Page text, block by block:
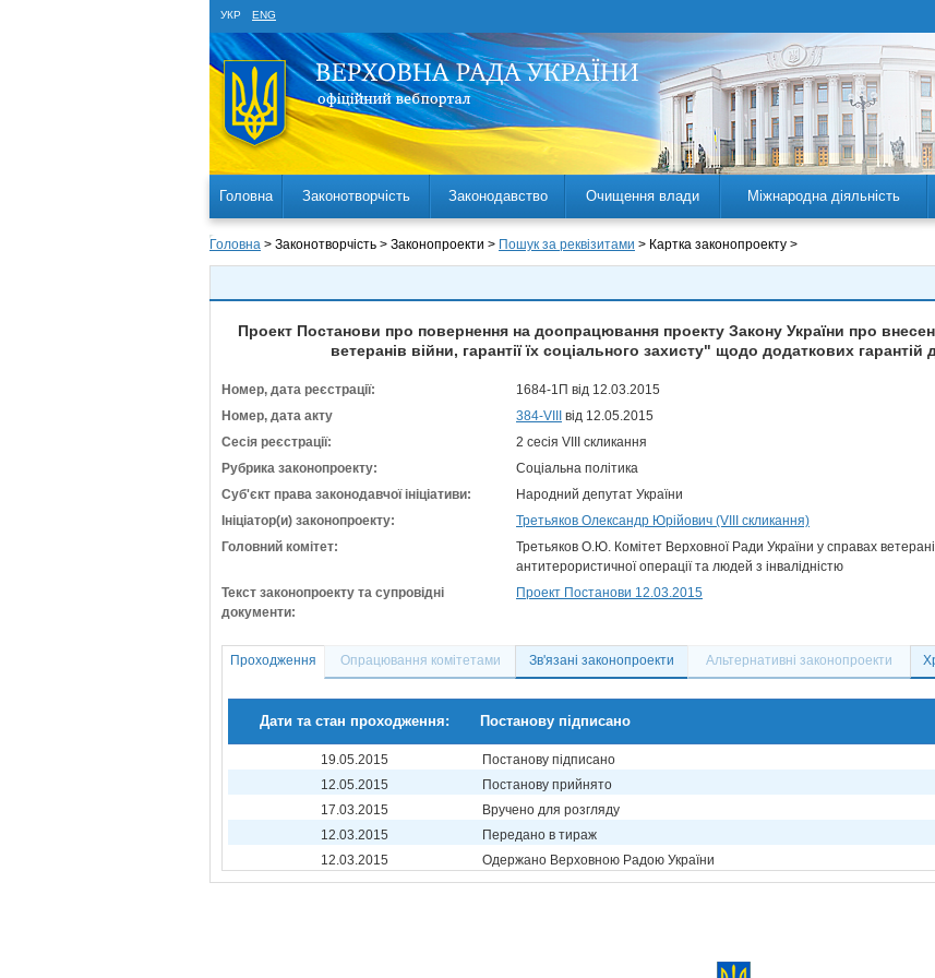
УКР ENG
Головна Законотворчість Законодавство Очищення влади Міжнародна діяльність
Головна > Законотворчість > Законопроекти > Пошук за реквізитами > Картка законопроекту >
Проект Постанови про повернення на доопрацювання проекту Закону України про
ветеранів війни, гарантії їх соціального захисту" щодо додаткових
Номер, дата реєстрації:
1684-1П від 12.03.2015
Номер, дата акту
384-VIII
від 12.05.2015
Сесія реєстрації:
2 сесія VIII скликання
Рубрика законопроекту:
Соціальна політика
Суб'єкт права законодавчої ініціативи:
Народний депутат України
Ініціатор(и) законопроекту:
Третьяков Олександр Юрійович (VIII скликання)
Головний комітет:
Третьяков О.Ю. Комітет Верховної Ради України у справах
антитерористичної операції та людей з інвалідністю
Текст законопроекту та супровідні
документи:
Проект Постанови 12.03.2015
Проходження Опрацювання комітетами Зв'язані законопроекти Альтернативні законопроекти
Дати та стан проходження: Постанову підписано
19.05.2015
Постанову підписано
12.05.2015
Постанову прийнято
17.03.2015
Вручено для розгляду
12.03.2015
Передано в тираж
12.03.2015
Одержано Верховною Радою України